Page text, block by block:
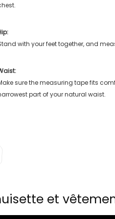
with your feet together, and
sure the measuring tape fits
part of your natural waist.
et